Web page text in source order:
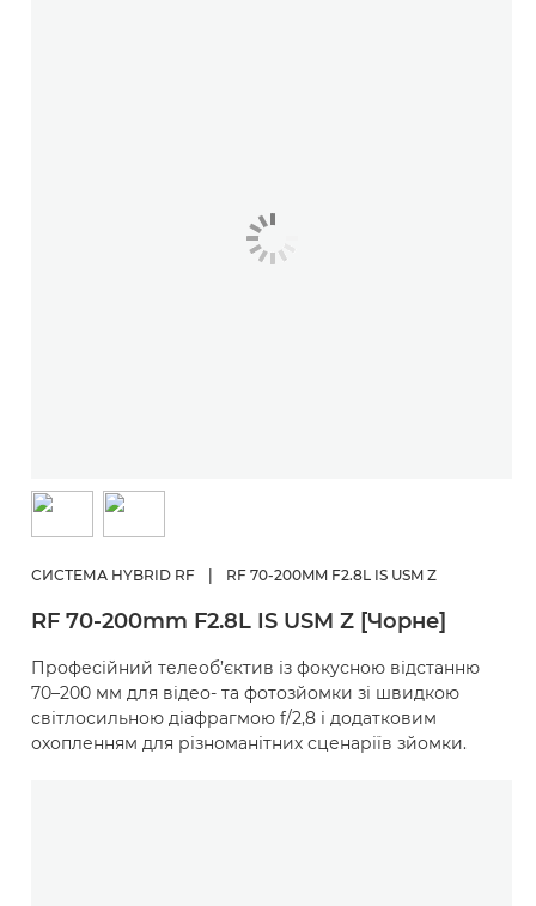
СИСТЕМА HYBRID RF | RF 70-200MM F2.8L IS USM Z
RF 70-200mm F2.8L IS USM Z [Чорне]
Професійний телеоб’єктив із фокусною відстанню
70–200 мм для відео- та фотозйомки зі швидкою
світлосильною діафрагмою f/2,8 і додатковим
охопленням для різноманітних сценаріїв зйомки.